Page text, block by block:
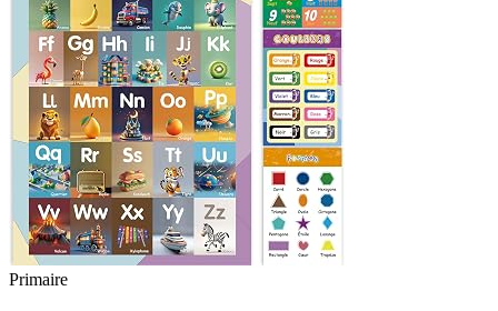
Primaire